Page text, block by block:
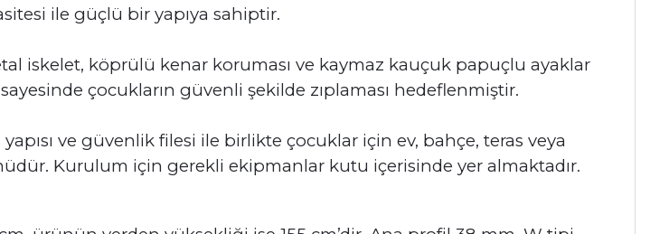
ile güçlü bir yapıya sahiptir.
iskelet, köprülü kenar koruması ve kaymaz kauçuk papuçlu ayaklar
çocukların güvenli şekilde zıplaması hedeflenmiştir.
ve güvenlik filesi ile birlikte çocuklar için ev, bahçe, teras veya
Kurulum için gerekli ekipmanlar kutu içerisinde yer almaktadır.